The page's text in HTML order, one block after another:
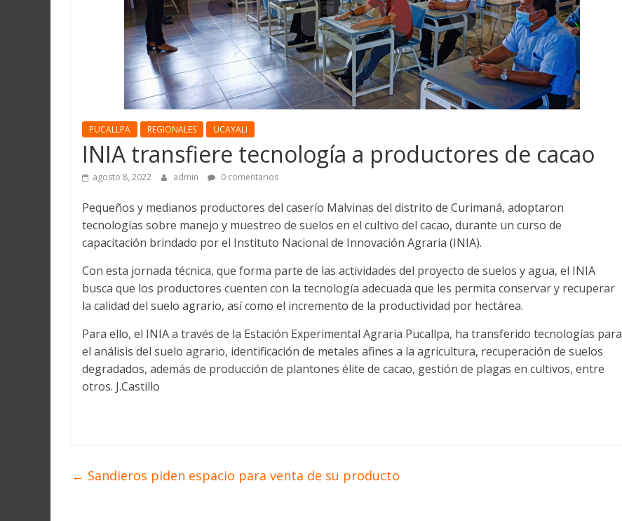
PUCALLPA REGIONALES UCAYALI
INIA transfiere tecnología a productores de cacao
agosto 8, 2022 admin 0 comentarios
Pequeños y medianos productores del caserío Malvinas del distrito de Curimaná, adoptaron
tecnologías sobre manejo y muestreo de suelos en el cultivo del cacao, durante un curso de
capacitación brindado por el Instituto Nacional de Innovación Agraria (INIA).
Con esta jornada técnica, que forma parte de las actividades del proyecto de suelos y agua, el INIA
busca que los productores cuenten con la tecnología adecuada que les permita conservar y recuperar
la calidad del suelo agrario, así como el incremento de la productividad por hectárea.
Para ello, el INIA a través de la Estación Experimental Agraria Pucallpa, ha transferido tecnologías para
el análisis del suelo agrario, identificación de metales afines a la agricultura, recuperación de suelos
degradados, además de producción de plantones élite de cacao, gestión de plagas en cultivos, entre
otros. J.Castillo
← Sandieros piden espacio para venta de su producto